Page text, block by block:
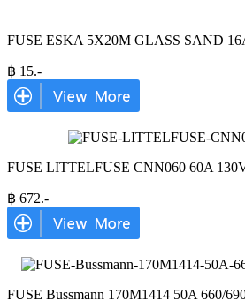
FUSE ESKA 5X20M GLASS SAND
฿ 15.-
FUSE LITTELFUSE CNN060 60A
฿ 672.-
FUSE Bussmann 170M1414 50A 660/